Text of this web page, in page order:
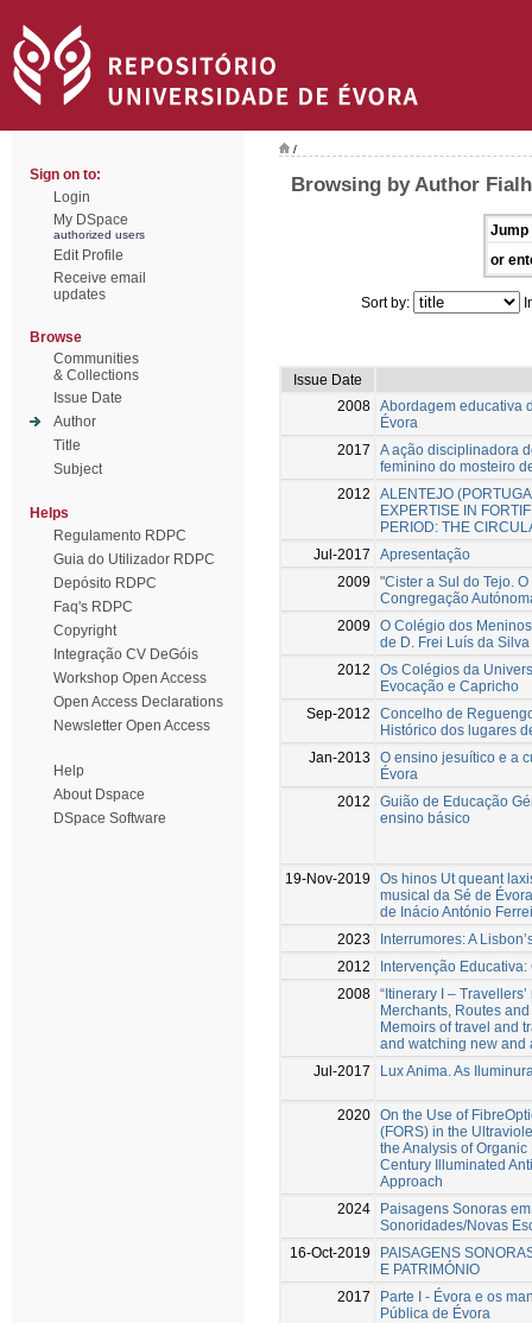
Sign on to:
Login
My DSpace
authorized users
Edit Profile
Receive email
updates
Browse
Communities
& Collections
Issue Date
Author
Title
Subject
Helps
Regulamento RDPC
Guia do Utilizador RDPC
Depósito RDPC
Faq's RDPC
Copyright
Integração CV DeGóis
Workshop Open Access
Open Access Declarations
Newsletter Open Access
Help
About Dspace
DSpace Software
/
Browsing by Author
Jump
or
Sort by:
Issue Date
2008 Abordagem educativa
Évora
2017
A ação disciplinadora
feminino do mosteiro
2012
ALENTEJO
EXPERTISE IN
PERIOD: THE
Jul-2017
Apresentação
2009
"Cister a Sul do Tejo.
Congregação
2009
O Colégio dos
de D. Frei Luís da Silva
2012
Os Colégios da
Evocação e Capricho
Sep-2012
Concelho de
Histórico dos lugares
Jan-2013
O ensino jesuítico e a
Évora
2012
Guião de Educação
ensino básico
19-Nov-2019
Os hinos Ut queant
musical da Sé de
de Inácio António
2023
Interrumores: A
2012
Intervenção
2008 “Itinerary I –
Merchants, Routes
Memoirs of travel and
and watching new and
Jul-2017
Lux Anima. As
2020 On the Use of
(FORS) in the
the Analysis of
Century Illuminated
Approach
2024
Paisagens Sonoras
Sonoridades/Novas
16-Oct-2019
PAISAGENS
E PATRIMÓNIO
2017
Parte I - Évora e os
Pública de Évora